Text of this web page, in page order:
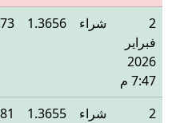
2
فبراير
2026
7:47 م
شراء 1.3656
2
شراء 1.3655